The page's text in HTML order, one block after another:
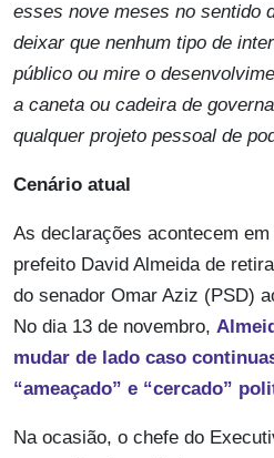
esses nove meses no sentido
deixar que nenhum tipo de
público ou mire o
a caneta ou cadeira de
qualquer projeto pessoal de
Cenário atual
As declarações acontecem
prefeito David Almeida de
do senador Omar Aziz (PSD)
No dia 13 de novembro,
mudar de lado caso
“ameaçado” e “cercado”
Na ocasião, o chefe do